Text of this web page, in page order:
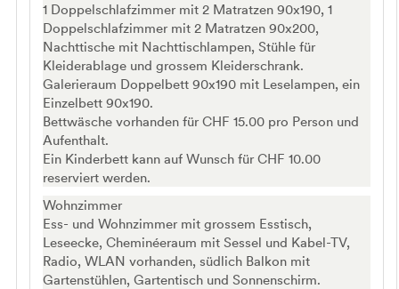
1 Doppelschlafzimmer mit 2 Matratzen 90x190, 1
Doppelschlafzimmer mit 2 Matratzen 90x200,
Nachttische mit Nachttischlampen, Stühle für
Kleiderablage und grossem Kleiderschrank.
Galerieraum Doppelbett 90x190 mit Leselampen, ein
Einzelbett 90x190.
Bettwäsche vorhanden für CHF 15.00 pro Person und
Aufenthalt.
Ein Kinderbett kann auf Wunsch für CHF 10.00
reserviert werden.
Wohnzimmer
Ess- und Wohnzimmer mit grossem Esstisch,
Leseecke, Cheminéeraum mit Sessel und Kabel-TV,
Radio, WLAN vorhanden, südlich Balkon mit
Gartenstühlen, Gartentisch und Sonnenschirm.